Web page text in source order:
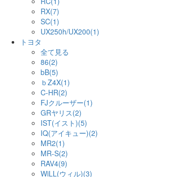
RX(7)
SC(1)
UX250h/UX200(1)
トヨタ
全て見る
86(2)
bB(5)
ｂZ4X(1)
C-HR(2)
FJクルーザー(1)
GRヤリス(2)
IST(イスト)(5)
IQ(アイキュー)(2)
MR2(1)
MR-S(2)
RAV4(9)
WiLL(ウィル)(3)